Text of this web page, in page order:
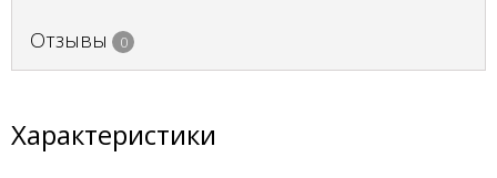
Отзывы 0
Характеристики